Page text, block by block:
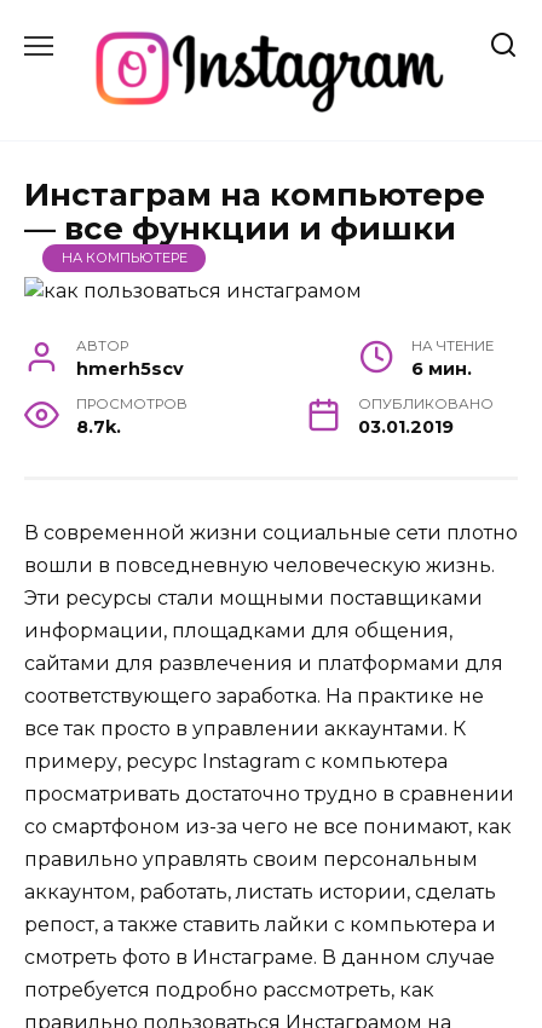
Инстаграм на компьютере
— все функции и фишки
НА КОМПЬЮТЕРЕ
АВТОР
hmerh5scv
НА ЧТЕНИЕ
6 мин.
ПРОСМОТРОВ
8.7k.
ОПУБЛИКОВАНО
03.01.2019
В современной жизни социальные сети плотно
вошли в повседневную человеческую жизнь.
Эти ресурсы стали мощными поставщиками
информации, площадками для общения,
сайтами для развлечения и платформами для
соответствующего заработка. На практике не
все так просто в управлении аккаунтами. К
примеру, ресурс Instagram с компьютера
просматривать достаточно трудно в сравнении
со смартфоном из-за чего не все понимают, как
правильно управлять своим персональным
аккаунтом, работать, листать истории, сделать
репост, а также ставить лайки с компьютера и
смотреть фото в Инстаграме. В данном случае
потребуется подробно рассмотреть, как
правильно пользоваться Инстаграмом на